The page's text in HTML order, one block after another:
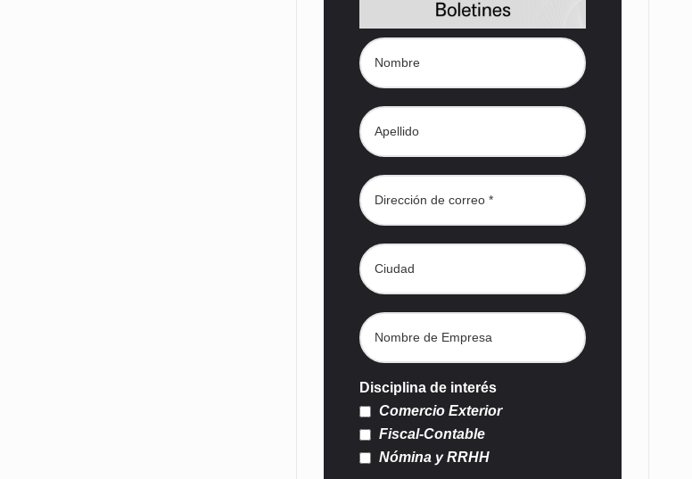
de 1.1% interanual en mayo de…
del 15 % sobre los productos fabricados…
Disciplina de interés
Comercio Exterior
Fiscal-Contable
Nómina y RRHH